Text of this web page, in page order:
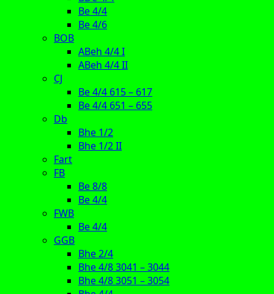
Be 4/4
Be 4/6
BOB
ABeh 4/4 I
ABeh 4/4 II
CJ
Be 4/4 615 – 617
Be 4/4 651 – 655
Db
Bhe 1/2
Bhe 1/2 II
Fart
FB
Be 8/8
Be 4/4
FWB
Be 4/4
GGB
Bhe 2/4
Bhe 4/8 3041 – 3044
Bhe 4/8 3051 – 3054